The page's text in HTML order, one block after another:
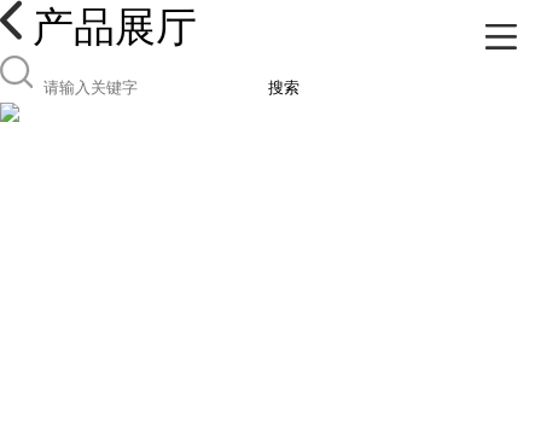
产品展厅
搜索